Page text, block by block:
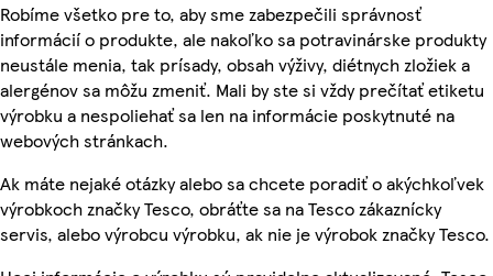
Robíme všetko pre to, aby sme zabezpečili správnosť
informácií o produkte, ale nakoľko sa potravinárske produkty
neustále menia, tak prísady, obsah výživy, diétnych zložiek a
alergénov sa môžu zmeniť. Mali by ste si vždy prečítať etiketu
výrobku a nespoliehať sa len na informácie poskytnuté na
webových stránkach.
Ak máte nejaké otázky alebo sa chcete poradiť o akýchkoľvek
výrobkoch značky Tesco, obráťte sa na Tesco zákaznícky
servis, alebo výrobcu výrobku, ak nie je výrobok značky Tesco.